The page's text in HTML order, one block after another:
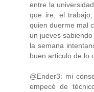
entre la
que ire, el
quien duerme mal
un jueves
la semana
buen articulo de lo
@Ender3: mi
empecé de